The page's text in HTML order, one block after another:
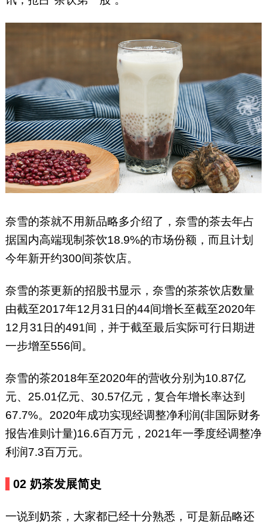
奈雪的茶就不用新品略多介绍了，奈雪的茶去年占
据国内高端现制茶饮18.9%的市场份额，而且计划
今年新开约300间茶饮店。
奈雪的茶更新的招股书显示，奈雪的茶茶饮店数量
由截至2017年12月31日的44间增长至截至2020年
12月31日的491间，并于截至最后实际可行日期进
一步增至556间。
奈雪的茶2018年至2020年的营收分别为10.87亿
元、25.01亿元、30.57亿元，复合年增长率达到
67.7%。2020年成功实现经调整净利润(非国际财务
报告准则计量)16.6百万元，2021年一季度经调整净
利润7.3百万元。
02 奶茶发展简史
一说到奶茶，大家都已经十分熟悉，可是新品略还